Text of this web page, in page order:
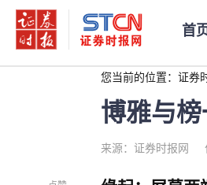
首
您当前的位置： 证券
博雅与
来源：证券时报网